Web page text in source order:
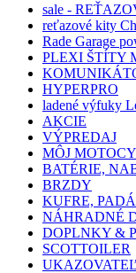
sale -
reťazové kity
Rade Garage
PLEXI ŠTÍTY
HYPERPRO
ladené výfuky
AKCIE
VÝPREDAJ
MÔJ
BATÉRIE,
BRZDY
KUFRE,
NÁHRADNÉ
DOPLNKY &
SCOTTOILER